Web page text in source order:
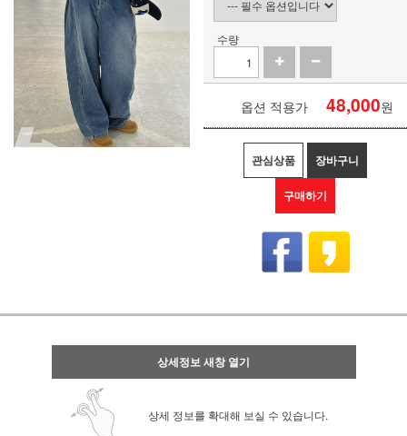
수량
옵션 적용가 48,000원
관심상품 장바구니
구매하기
상세정보 새창 열기
상세 정보를 확대해 보실 수 있습니다.